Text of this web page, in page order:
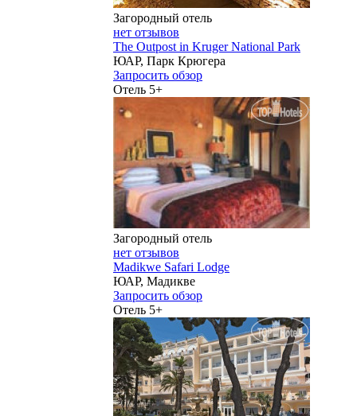
Загородный отель
нет отзывов
The Outpost in Kruger National Park
ЮАР, Парк Крюгера
Запросить обзор
Отель 5+
Загородный отель
нет отзывов
Madikwe Safari Lodge
ЮАР, Мадикве
Запросить обзор
Отель 5+